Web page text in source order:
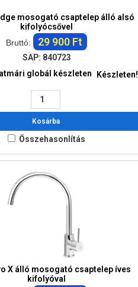
mosogató csaptelep álló alsó
kifolyócsővel
Bruttó:
29 900 Ft
SAP: 840723
Készleten!
Kosárba
Összehasonlítás
X álló mosogató csaptelep íves
kifolyóval